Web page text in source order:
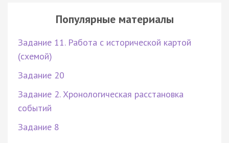
Популярные материалы
Задание 11. Работа с исторической картой
(схемой)
Задание 20
Задание 2. Хронологическая расстановка
событий
Задание 8